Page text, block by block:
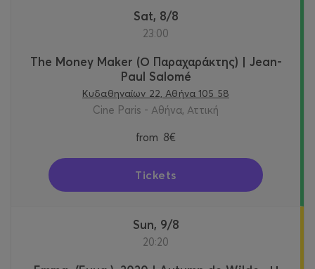
Sat, 8/8
23:00
The Money Maker (Ο Παραχαράκτης) | Jean-
Paul Salomé
Κυδαθηναίων 22, Αθήνα 105 58
Cine Paris - Αθήνα, Αττική
from 8€
Tickets
Sun, 9/8
20:20